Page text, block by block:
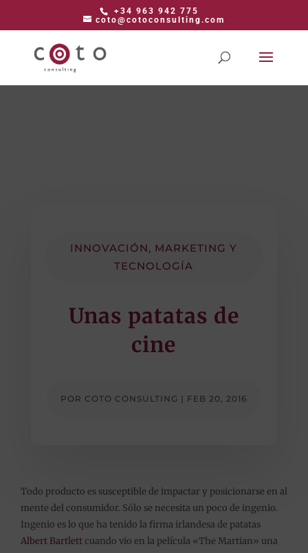
+34 963 942 775
coto@cotoconsulting.com
INNOVACIÓN, MARKETING Y
TECNOLOGÍA
Unas patatas de
cine
POR COTO CONSULTING | FEB 20, 2016
Todo producto es susceptible de impactar y posicionarse en al
mente del consumidor. Sólo se necesita un poco de ingenio.
Ingenio es lo que ha tenido la firma irlandesa de patatas
Albert Bartlettcuando vio en la película «The Martian» una